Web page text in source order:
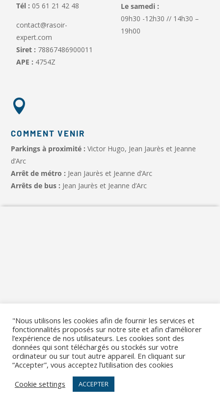
Tél : 05 61 21 42 48
contact@rasoir-
expert.com
Siret : 78867486900011
APE : 4754Z
Le samedi :
09h30 -12h30 // 14h30 –
19h00

COMMENT VENIR
Parkings à proximité : Victor Hugo, Jean Jaurès et Jeanne
d’Arc
Arrêt de métro : Jean Jaurès et Jeanne d’Arc
Arrêts de bus : Jean Jaurès et Jeanne d’Arc
"Nous utilisons les cookies afin de fournir les services et
fonctionnalités proposés sur notre site et afin d’améliorer
l’expérience de nos utilisateurs. Les cookies sont des
données qui sont téléchargés ou stockés sur votre
ordinateur ou sur tout autre appareil. En cliquant sur
“Accepter”, vous acceptez l’utilisation des cookies
Cookie settings
ACCEPTER